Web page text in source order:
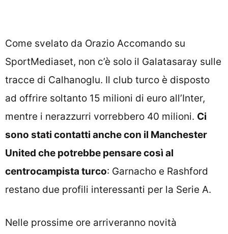
Come svelato da Orazio Accomando su
SportMediaset, non c’è solo il Galatasaray sulle
tracce di Calhanoglu. Il club turco è disposto
ad offrire soltanto 15 milioni di euro all’Inter,
mentre i nerazzurri vorrebbero 40 milioni. Ci
sono stati contatti anche con il Manchester
United che potrebbe pensare così al
centrocampista turco: Garnacho e Rashford
restano due profili interessanti per la Serie A.
Nelle prossime ore arriveranno novità